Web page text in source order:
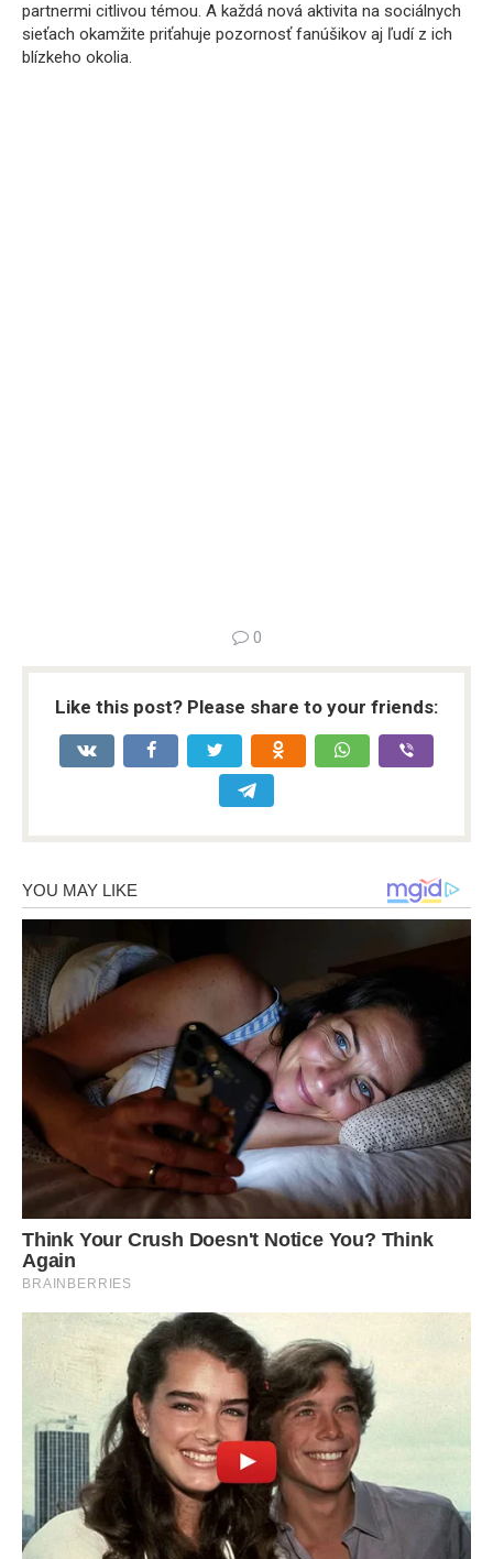
partnermi citlivou témou. A každá nová aktivita na sociálnych
sieťach okamžite priťahuje pozornosť fanúšikov aj ľudí z ich
blízkeho okolia.
0
Like this post? Please share to your friends: